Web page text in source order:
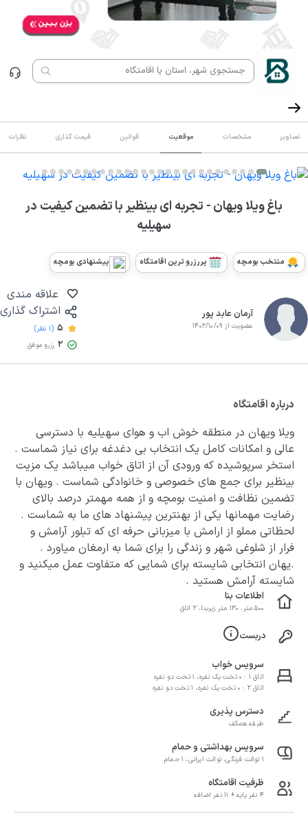
تصاویر مشخصات موقعیت قوانین قیمت گذاری نظرات
باغ ویلا ویهان - تجربه ای بینظیر با تضمین کیفیت در
سهیلیه
منتخب بومچه پررزرو ترین اقامتگاه پیشنهادی بومچه
آرمان عابد پور
عضویت از 1402/10/09
اشتراک گذاری
5 (1 نظر)
2 رزرو موفق
درباره اقامتگاه
ویلا ویهان در منطقه خوش اب و هوای سهیلیه با دسترسی
عالی و امکانات کامل یک انتخاب بی دغدغه برای نیاز شماست .
استخر سرپوشیده که ورودی آن از اتاق خواب میباشد یک مزیت
بینظیر برای جمع های خصوصی و خانوادگی شماست . ویهان با
تضمین نظافت و امنیت بومچه و از همه مهمتر درصد بالای
رضایت مهمانها یکی از بهنترین پیشنهاد های ما به شماست .
لحظاتی مملو از ارامش با میزبانی حرفه ای که تبلور آرامش و
فرار از شلوغی شهر و زندگی را برای شما به ارمغان میاورد .
.یهان انتخابی شایسته برای شمایی که متفاوت عمل میکنید و
شایسته آرامش هستید .
اطلاعات بنا
500 متر، 130 متر زیربنا، 2 اتاق
دربست
سرویس خواب
اتاق 1 : 0 تخت یک نفره، 1 تخت دو نفره
اتاق 2 : 0 تخت یک نفره، 1 تخت دو نفره
دسترس پذیری
طبقه همکف
سرویس بهداشتی و حمام
1 توالت فرنگی، توالت ایرانی، 1 حمام
ظرفیت اقامتگاه
4 نفر پایه + 11 نفر اضافه